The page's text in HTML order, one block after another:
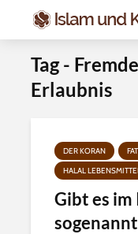
Tag -
Erlaubnis
DER KORAN
HALAL
Gibt es im